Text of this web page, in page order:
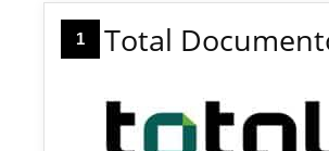
1 Total